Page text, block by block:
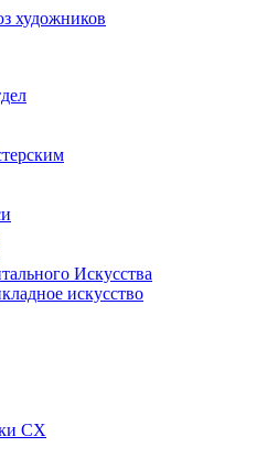
Искусства
искусство
СХ